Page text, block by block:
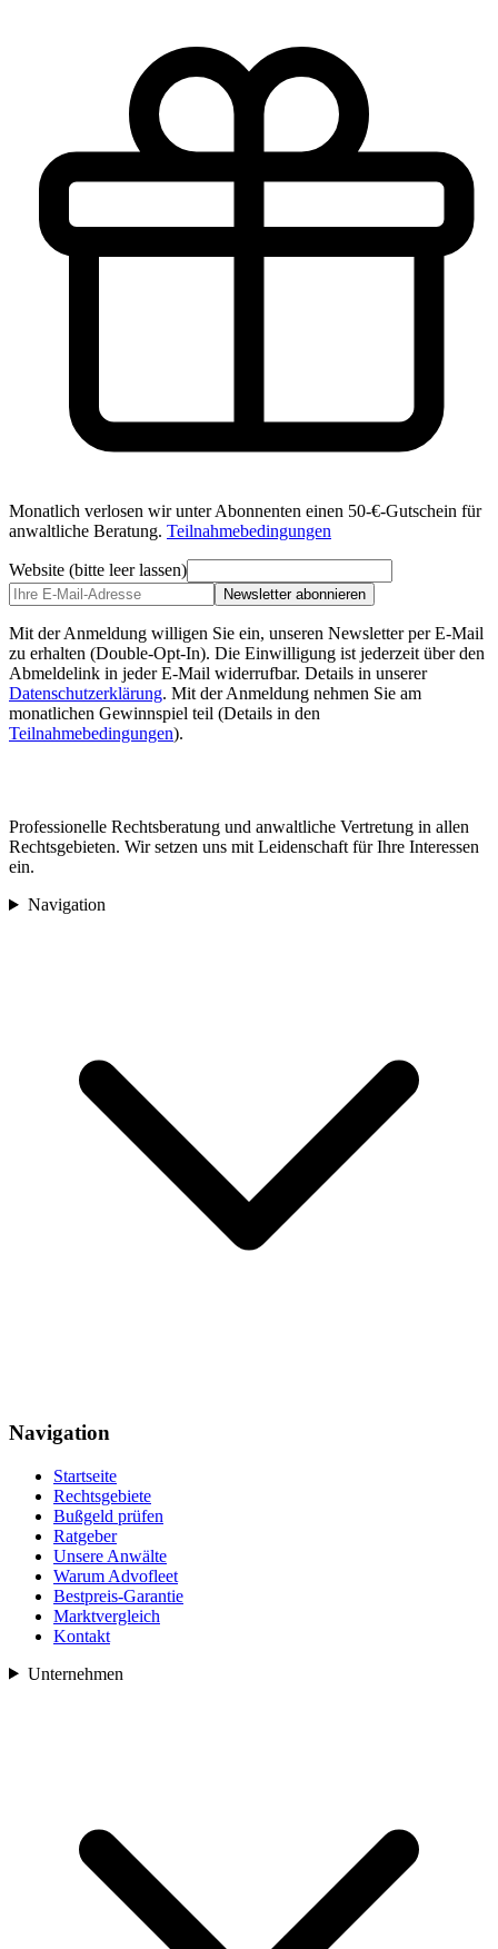
Monatlich verlosen wir unter Abonnenten einen 50-€-Gutschein für
anwaltliche Beratung. Teilnahmebedingungen
Website (bitte leer lassen)
Newsletter abonnieren
Mit der Anmeldung willigen Sie ein, unseren Newsletter per E-Mail
zu erhalten (Double-Opt-In). Die Einwilligung ist jederzeit über den
Abmeldelink in jeder E-Mail widerrufbar. Details in unserer
Datenschutzerklärung. Mit der Anmeldung nehmen Sie am
monatlichen Gewinnspiel teil (Details in den
Teilnahmebedingungen).
Professionelle Rechtsberatung und anwaltliche Vertretung in allen
Rechtsgebieten. Wir setzen uns mit Leidenschaft für Ihre Interessen
ein.
Navigation
Navigation
Startseite
Rechtsgebiete
Bußgeld prüfen
Ratgeber
Unsere Anwälte
Warum Advofleet
Bestpreis-Garantie
Marktvergleich
Kontakt
Unternehmen